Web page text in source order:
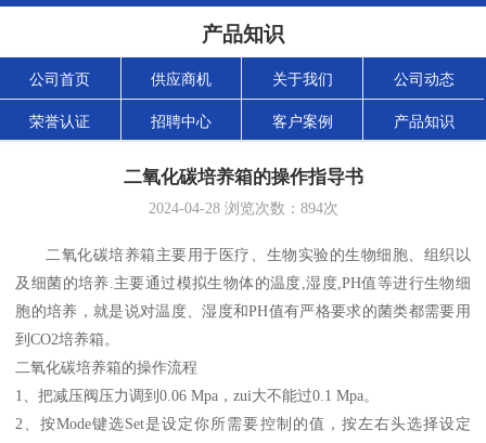
产品知识
公司首页 供应商机 关于我们 公司动态
荣誉认证 招聘中心 客户案例 产品知识
二氧化碳培养箱的操作指导书
2024-04-28浏览次数： 894次
二氧化碳培养箱主要用于医疗、生物实验的生物细胞、组织以
及细菌的培养.主要通过模拟生物体的温度,湿度,PH值等进行生物细
胞的培养，就是说对温度、湿度和PH值有严格要求的菌类都需要用
到CO2培养箱。
二氧化碳培养箱的操作流程
1、把减压阀压力调到0.06 Mpa，zui大不能过0.1 Mpa。
2、按Mode键选Set是设定你所需要控制的值，按左右头选择设定